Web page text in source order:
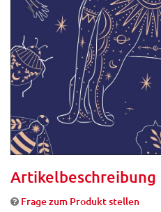
Artikelbeschreibung
Frage zum Produkt stellen